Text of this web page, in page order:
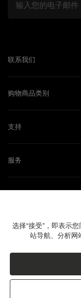
联系我们
购物商品类别
支持
服务
更新您的位
选择“接受”，即表示
站导航、分析网